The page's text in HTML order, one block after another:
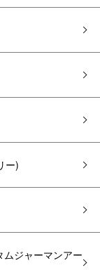
ー)
ジャーマンアー